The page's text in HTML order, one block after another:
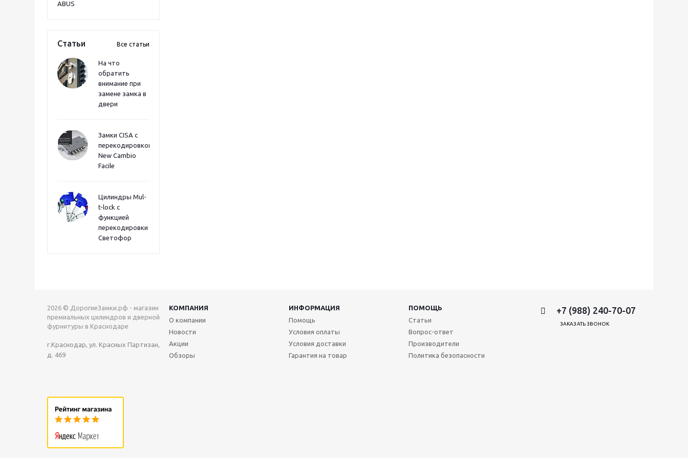
ABUS
Статьи Все статьи
На что
обратить
внимание при
замене замка в
двери
Замки CISA с
перекодировкой
New Cambio
Facile
Цилиндры Mul-
t-lock с
функцией
перекодировки
Светофор
2026 © ДорогиеЗамки.рф - магазин
премиальных цилиндров и дверной
фурнитуры в Краснодаре
г.Краснодар, ул. Красных Партизан,
д. 469
КОМПАНИЯ ИНФОРМАЦИЯ
ПОМОЩЬ
О компании
Новости
Акции
Обзоры
Помощь
Условия оплаты
Условия доставки
Гарантия на товар
Статьи
Вопрос-ответ
Производители
Политика безопасности
+7 (988) 240-70-07
ЗАКАЗАТЬ ЗВОНОК